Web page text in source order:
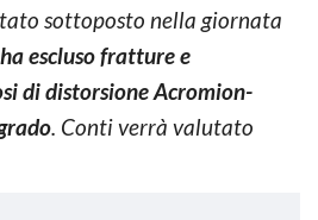
sottoposto nella giornata
ha escluso fratture e
di distorsione Acromion-
. Conti verrà valutato